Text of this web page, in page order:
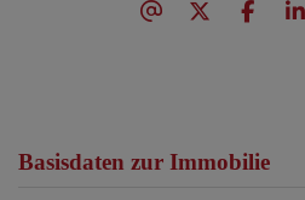
Basisdaten zur Immobilie